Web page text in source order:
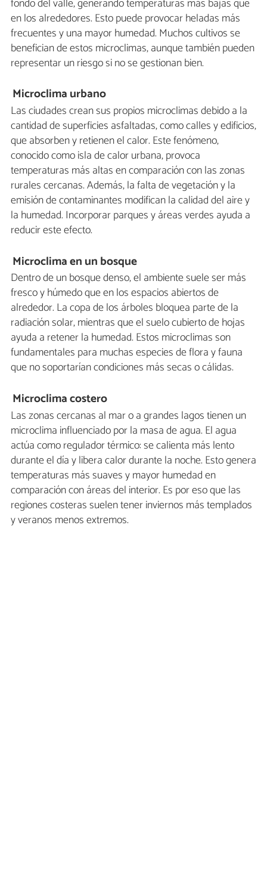
en los alrededores. Esto puede provocar heladas más
frecuentes y una mayor humedad. Muchos cultivos se
benefician de estos microclimas, aunque también pueden
representar un riesgo si no se gestionan bien.
Microclima urbano
Las ciudades crean sus propios microclimas debido a la
cantidad de superficies asfaltadas, como calles y edificios,
que absorben y retienen el calor. Este fenómeno,
conocido como isla de calor urbana, provoca
temperaturas más altas en comparación con las zonas
rurales cercanas. Además, la falta de vegetación y la
emisión de contaminantes modifican la calidad del aire y
la humedad. Incorporar parques y áreas verdes ayuda a
reducir este efecto.
Microclima en un bosque
Dentro de un bosque denso, el ambiente suele ser más
fresco y húmedo que en los espacios abiertos de
alrededor. La copa de los árboles bloquea parte de la
radiación solar, mientras que el suelo cubierto de hojas
ayuda a retener la humedad. Estos microclimas son
fundamentales para muchas especies de flora y fauna
que no soportarían condiciones más secas o cálidas.
Microclima costero
Las zonas cercanas al mar o a grandes lagos tienen un
microclima influenciado por la masa de agua. El agua
actúa como regulador térmico: se calienta más lento
durante el día y libera calor durante la noche. Esto genera
temperaturas más suaves y mayor humedad en
comparación con áreas del interior. Es por eso que las
regiones costeras suelen tener inviernos más templados
y veranos menos extremos.